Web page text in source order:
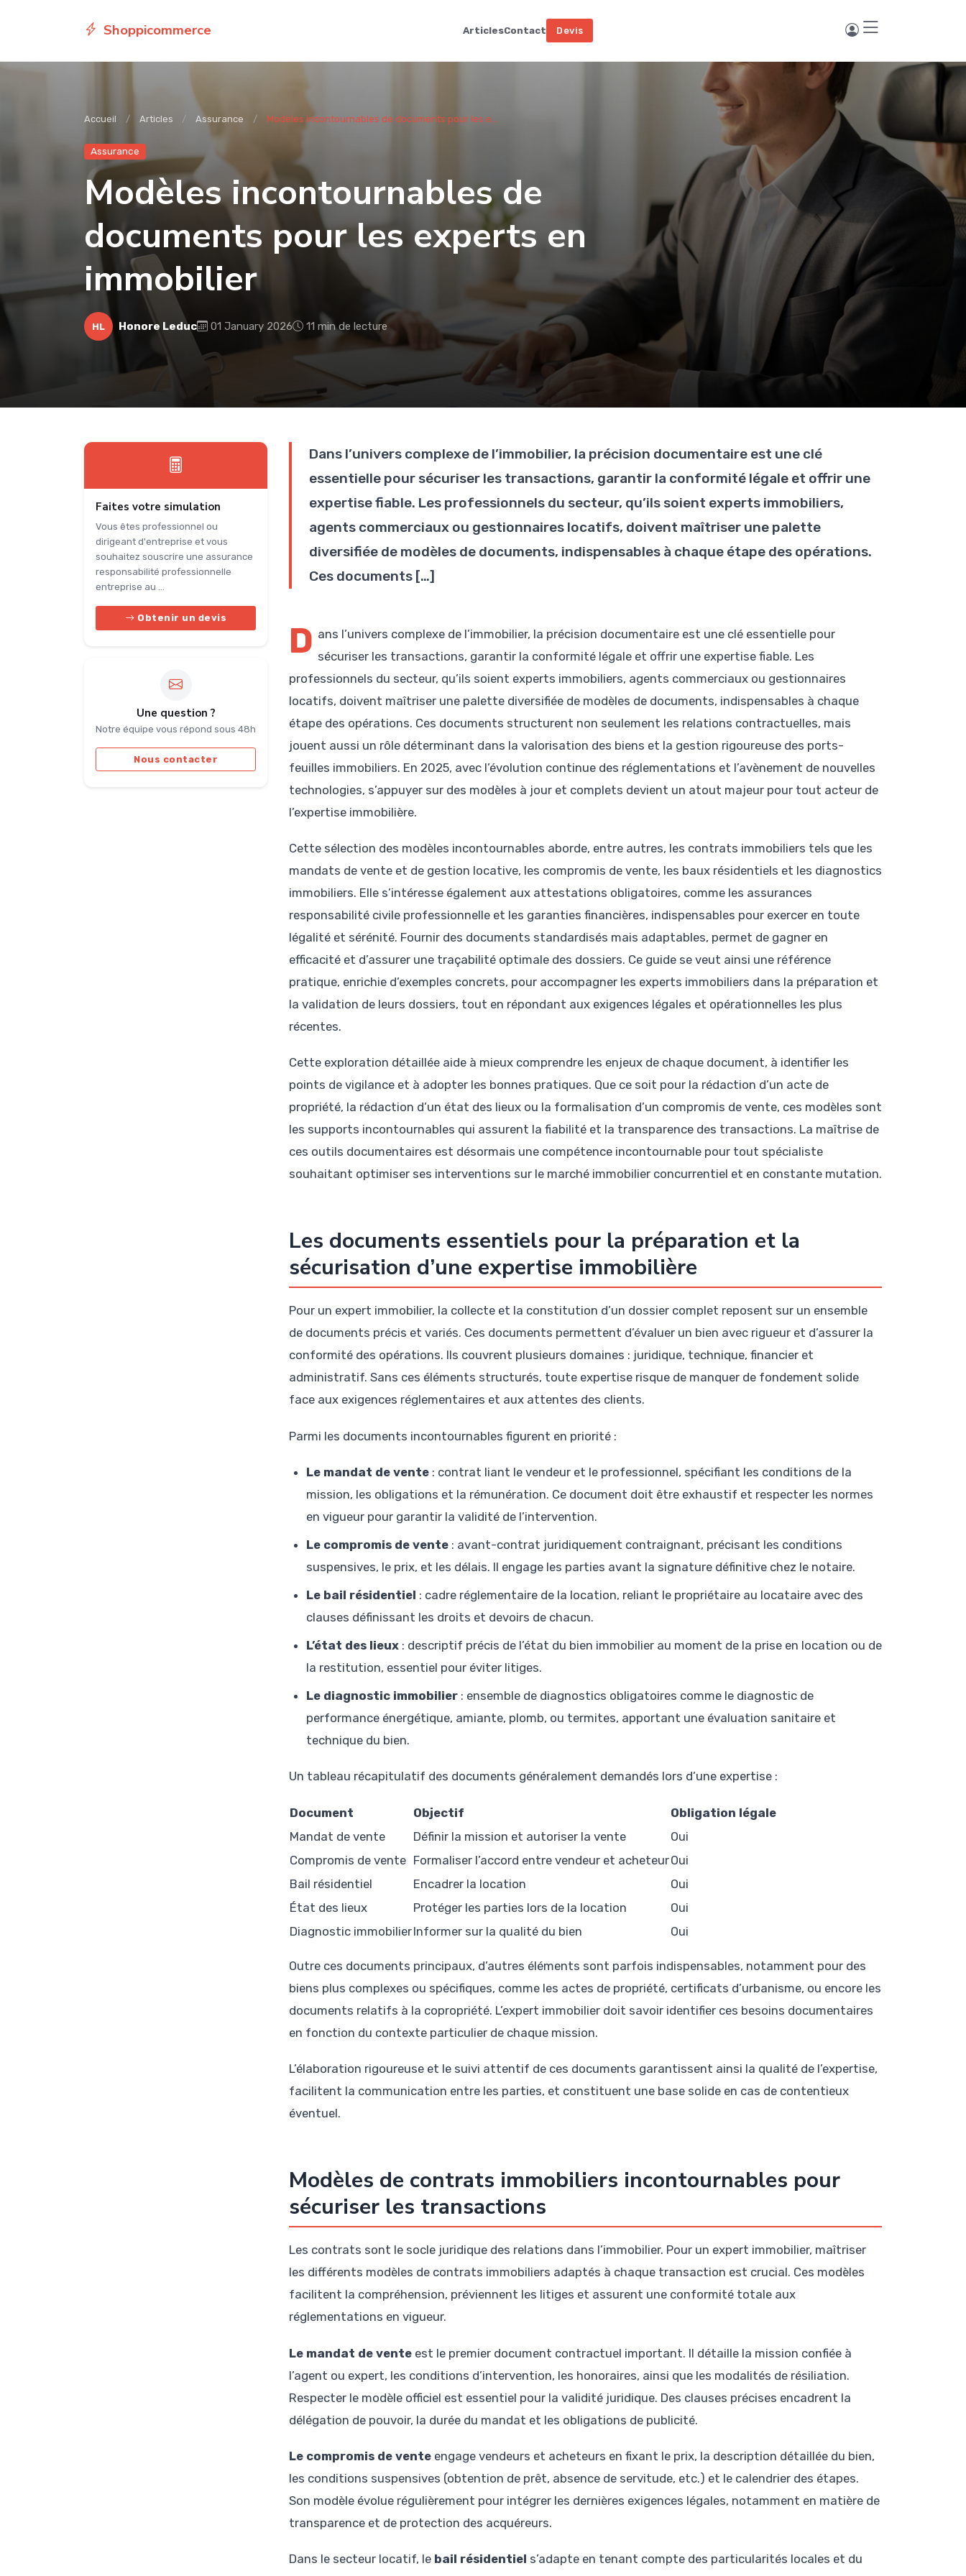
Shoppicommerce ArticlesContact Devis
Accueil Articles Assurance Modèles incontournables de documents pour les e...
Assurance
Modèles incontournables de
documents pour les experts en
immobilier
HL Honore Leduc 01 January 2026 11 min de lecture
Faites votre simulation
Vous êtes professionnel ou
dirigeant d'entreprise et vous
souhaitez souscrire une assurance
responsabilité professionnelle
entreprise au ...
Obtenir un devis
Une question ?
Notre équipe vous répond sous 48h
Nous contacter
Dans l’univers complexe de l’immobilier, la précision documentaire est une clé
essentielle pour sécuriser les transactions, garantir la conformité légale et offrir une
expertise fiable. Les professionnels du secteur, qu’ils soient experts immobiliers,
agents commerciaux ou gestionnaires locatifs, doivent maîtriser une palette
diversifiée de modèles de documents, indispensables à chaque étape des opérations.
Ces documents […]
D ans l’univers complexe de l’immobilier, la précision documentaire est une clé essentielle pour
sécuriser les transactions, garantir la conformité légale et offrir une expertise fiable. Les
professionnels du secteur, qu’ils soient experts immobiliers, agents commerciaux ou gestionnaires
locatifs, doivent maîtriser une palette diversifiée de modèles de documents, indispensables à chaque
étape des opérations. Ces documents structurent non seulement les relations contractuelles, mais
jouent aussi un rôle déterminant dans la valorisation des biens et la gestion rigoureuse des ports-
feuilles immobiliers. En 2025, avec l’évolution continue des réglementations et l’avènement de nouvelles
technologies, s’appuyer sur des modèles à jour et complets devient un atout majeur pour tout acteur de
l’expertise immobilière.
Cette sélection des modèles incontournables aborde, entre autres, les contrats immobiliers tels que les
mandats de vente et de gestion locative, les compromis de vente, les baux résidentiels et les diagnostics
immobiliers. Elle s’intéresse également aux attestations obligatoires, comme les assurances
responsabilité civile professionnelle et les garanties financières, indispensables pour exercer en toute
légalité et sérénité. Fournir des documents standardisés mais adaptables, permet de gagner en
efficacité et d’assurer une traçabilité optimale des dossiers. Ce guide se veut ainsi une référence
pratique, enrichie d’exemples concrets, pour accompagner les experts immobiliers dans la préparation et
la validation de leurs dossiers, tout en répondant aux exigences légales et opérationnelles les plus
récentes.
Cette exploration détaillée aide à mieux comprendre les enjeux de chaque document, à identifier les
points de vigilance et à adopter les bonnes pratiques. Que ce soit pour la rédaction d’un acte de
propriété, la rédaction d’un état des lieux ou la formalisation d’un compromis de vente, ces modèles sont
les supports incontournables qui assurent la fiabilité et la transparence des transactions. La maîtrise de
ces outils documentaires est désormais une compétence incontournable pour tout spécialiste
souhaitant optimiser ses interventions sur le marché immobilier concurrentiel et en constante mutation.
Les documents essentiels pour la préparation et la
sécurisation d’une expertise immobilière
Pour un expert immobilier, la collecte et la constitution d’un dossier complet reposent sur un ensemble
de documents précis et variés. Ces documents permettent d’évaluer un bien avec rigueur et d’assurer la
conformité des opérations. Ils couvrent plusieurs domaines : juridique, technique, financier et
administratif. Sans ces éléments structurés, toute expertise risque de manquer de fondement solide
face aux exigences réglementaires et aux attentes des clients.
Parmi les documents incontournables figurent en priorité :
Le mandat de vente : contrat liant le vendeur et le professionnel, spécifiant les conditions de la
mission, les obligations et la rémunération. Ce document doit être exhaustif et respecter les normes
en vigueur pour garantir la validité de l’intervention.
Le compromis de vente : avant-contrat juridiquement contraignant, précisant les conditions
suspensives, le prix, et les délais. Il engage les parties avant la signature définitive chez le notaire.
Le bail résidentiel : cadre réglementaire de la location, reliant le propriétaire au locataire avec des
clauses définissant les droits et devoirs de chacun.
L’état des lieux : descriptif précis de l’état du bien immobilier au moment de la prise en location ou de
la restitution, essentiel pour éviter litiges.
Le diagnostic immobilier : ensemble de diagnostics obligatoires comme le diagnostic de
performance énergétique, amiante, plomb, ou termites, apportant une évaluation sanitaire et
technique du bien.
Un tableau récapitulatif des documents généralement demandés lors d’une expertise :
Document Objectif
Obligation légale
Mandat de vente
Définir la mission et autoriser la vente
Oui
Compromis de vente Formaliser l’accord entre vendeur et acheteurOui
Bail résidentiel
Encadrer la location
Oui
État des lieux
Protéger les parties lors de la location
Oui
Diagnostic immobilierInformer sur la qualité du bien Oui
Outre ces documents principaux, d’autres éléments sont parfois indispensables, notamment pour des
biens plus complexes ou spécifiques, comme les actes de propriété, certificats d’urbanisme, ou encore les
documents relatifs à la copropriété. L’expert immobilier doit savoir identifier ces besoins documentaires
en fonction du contexte particulier de chaque mission.
L’élaboration rigoureuse et le suivi attentif de ces documents garantissent ainsi la qualité de l’expertise,
facilitent la communication entre les parties, et constituent une base solide en cas de contentieux
éventuel.
Modèles de contrats immobiliers incontournables pour
sécuriser les transactions
Les contrats sont le socle juridique des relations dans l’immobilier. Pour un expert immobilier, maîtriser
les différents modèles de contrats immobiliers adaptés à chaque transaction est crucial. Ces modèles
facilitent la compréhension, préviennent les litiges et assurent une conformité totale aux
réglementations en vigueur.
Le mandat de vente est le premier document contractuel important. Il détaille la mission confiée à
l’agent ou expert, les conditions d’intervention, les honoraires, ainsi que les modalités de résiliation.
Respecter le modèle officiel est essentiel pour la validité juridique. Des clauses précises encadrent la
délégation de pouvoir, la durée du mandat et les obligations de publicité.
Le compromis de vente engage vendeurs et acheteurs en fixant le prix, la description détaillée du bien,
les conditions suspensives (obtention de prêt, absence de servitude, etc.) et le calendrier des étapes.
Son modèle évolue régulièrement pour intégrer les dernières exigences légales, notamment en matière de
transparence et de protection des acquéreurs.
Dans le secteur locatif, le bail résidentiel s’adapte en tenant compte des particularités locales et du